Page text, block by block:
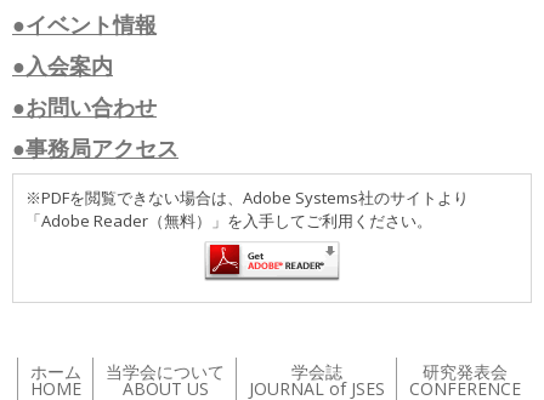
●イベント情報
●入会案内
●お問い合わせ
●事務局アクセス
※PDFを閲覧できない場合は、Adobe Systems社のサイトより
「Adobe Reader（無料）」を入手してご利用ください。
ホーム
HOME
当学会について
ABOUT US
学会誌
JOURNAL of JSES
研究発表会
CONFERENCE